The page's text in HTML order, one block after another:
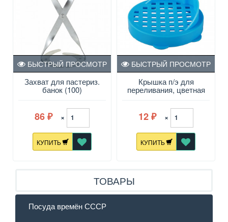
Захват для пастериз.
банок (100)
БЫСТРЫЙ ПРОСМОТР
86 ₽ ×
КУПИТЬ
Крышка п/э для
переливания, цветная
БЫСТРЫЙ ПРОСМОТР
12 ₽ ×
КУПИТЬ
ТОВАРЫ
Посуда времён СССР